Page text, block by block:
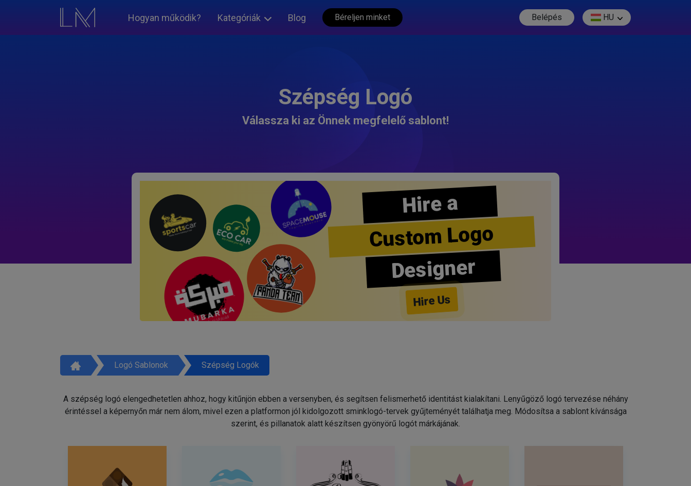
Hogyan működik? Kategóriák Blog Béreljen minket Belépés HU
Szépség Logó
Válassza ki az Önnek megfelelő sablont!
Hire a
Custom Logo
Designer
Hire Us
Logó Sablonok Szépség Logók
A szépség logó elengedhetetlen ahhoz, hogy kitűnjön ebben a versenyben, és segítsen felismerhető identitást kialakítani. Lenyűgöző logó tervezése néhány
érintéssel a képernyőn már nem álom, mivel ezen a platformon jól kidolgozott sminklogó-tervek gyűjteményét találhatja meg. Módosítsa a sablont kívánsága
szerint, és pillanatok alatt készítsen gyönyörű logót márkájának.